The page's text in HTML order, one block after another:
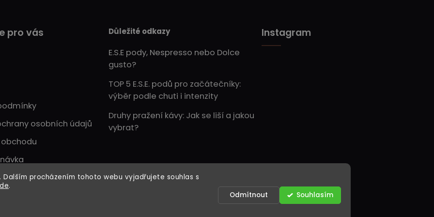
procházením tohoto webu vyjadřujete souhlas s
.
Odmítnout Souhlasím
pro vás
osobních údajů
Důležité odkazy
E.S.E pody, Nespresso nebo Dolce
gusto?
TOP 5 E.S.E. podů pro začátečníky:
výběr podle chuti i intenzity
Druhy pražení kávy: Jak se liší a jakou
vybrat?
Instagram